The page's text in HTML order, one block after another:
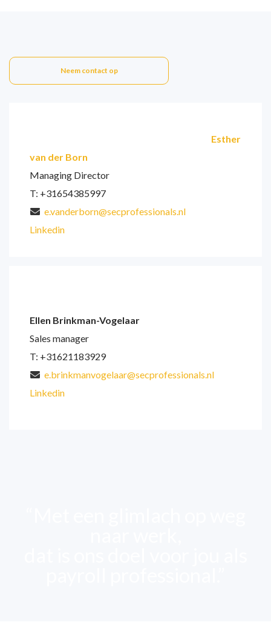
Neem contact op
Esther
van der Born
Managing Director
T: +31654385997
e.vanderborn@secprofessionals.nl
Linkedin
Ellen Brinkman-Vogelaar
Sales manager
T: +31621183929
e.brinkmanvogelaar@secprofessionals.nl
Linkedin